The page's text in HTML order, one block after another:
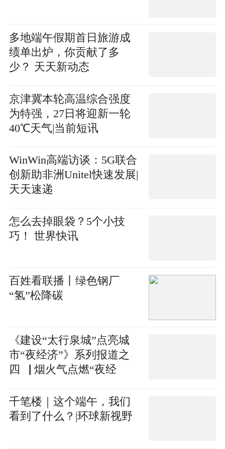
多地端午假期首日旅游成
绩单出炉，你贡献了多
少？ 天天新动态
京津冀本轮高温综合强度
为特强，27日将迎新一轮
40℃天气|当前短讯
WinWin高端访谈：5G联合
创新助非洲Unitel快速发展|
天天速递
怎么去掉眼袋？5个小技
巧！ 世界快讯
百姓看联播丨绿色钢厂
“氢”松降碳
《建设“太行泉城”点亮城
市“夜经济”》系列报道之
四▕ 烟火气点燃“夜经
时快讯
千笔楼｜这个端午，我们
看到了什么？|环球新视野